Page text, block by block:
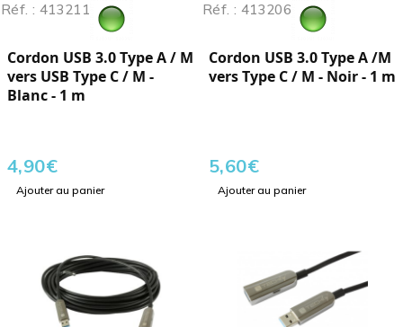
Réf. : 413211
Cordon USB 3.0 Type A / M
vers USB Type C / M -
Blanc - 1 m
4,90€
Ajouter au panier
Réf. : 413206
Cordon USB 3.0 Type A /M
vers Type C / M - Noir - 1 m
5,60€
Ajouter au panier